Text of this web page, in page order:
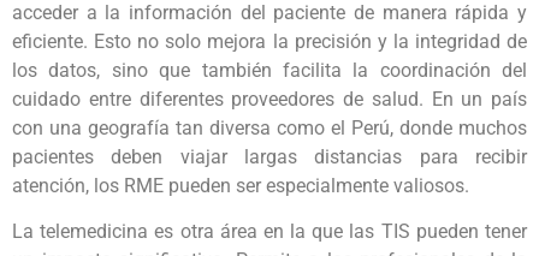
acceder a la información del paciente de manera rápida y
eficiente. Esto no solo mejora la precisión y la integridad de
los datos, sino que también facilita la coordinación del
cuidado entre diferentes proveedores de salud. En un país
con una geografía tan diversa como el Perú, donde muchos
pacientes deben viajar largas distancias para recibir
atención, los RME pueden ser especialmente valiosos.
La telemedicina es otra área en la que las TIS pueden tener